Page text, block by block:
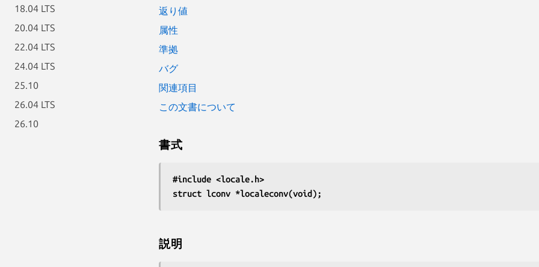
18.04 LTS
20.04 LTS
22.04 LTS
24.04 LTS
25.10
26.04 LTS
26.10
返り値
属性
準拠
バグ
関連項目
この文書について
書式
#include <locale.h>
struct lconv *localeconv(void);
説明